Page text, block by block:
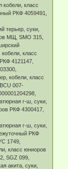
кобели, класс
РКФ 4059491,
терьер, суки,
МЩ, SMO 315,
кобели, класс
4121147,
кобели, класс
007-
г-ш, суки,
РКФ 4300417,
г-ш, суки,
РКФ
1749,
класс юниоров
SGZ 099,
акита, суки,